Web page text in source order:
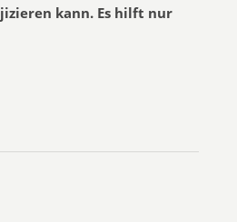
kann. Es hilft nur